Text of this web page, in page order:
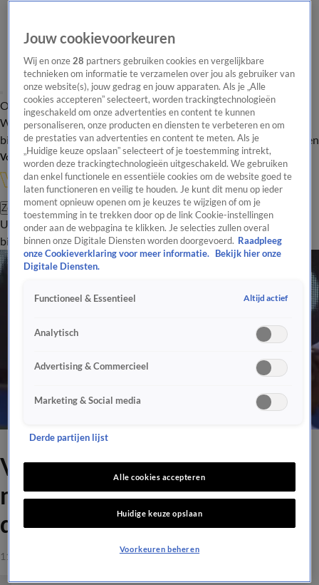
Overzicht Onze programma's Uitzendingen Onze gezichten
In de
WandelgangenInterviewsUitzending
bijwonenPodcastShopVeelgestelde vragenKijkersvraag insturen
Volg Vandaag Inside
Zoeken
UitzendingenVandaag InsideDe OranjezomerShopUitzending
bijwonen
Videogoal: Tijjani Reijnders
maakt na mooie solo eerste
doelpunt voor AC Milan
11 nov 2023, 17:11
Jouw cookievoorkeuren
Wij en onze28 partners gebruiken cookies en vergelijkbare
technieken om informatie te verzamelen over jou als gebruiker van
onze website(s), jouw gedrag en jouw apparaten. Als je „Alle
cookies accepteren” selecteert, worden trackingtechnologieën
ingeschakeld om onze advertenties en content te kunnen
personaliseren, onze producten en diensten te verbeteren en om
de prestaties van advertenties en content te meten. Als je
„Huidige keuze opslaan” selecteert of je toestemming intrekt,
worden deze trackingtechnologieën uitgeschakeld. We gebruiken
dan enkel functionele en essentiële cookies om de website goed te
laten functioneren en veilig te houden. Je kunt dit menu op ieder
moment opnieuw openen om je keuzes te wijzigen of om je
toestemming in te trekken door op de link Cookie-instellingen
onder aan de webpagina te klikken. Je selecties zullen overal
binnen onze Digitale Diensten worden doorgevoerd. Raadpleeg
onze Cookieverklaring voor meer informatie.
Bekijk hier onze
Digitale Diensten.
Functioneel & Essentieel Altijd actief
Analytisch
Advertising & Commercieel
Marketing & Social media
Derde partijen lijst
Alle cookies accepteren
Huidige keuze opslaan
Voorkeuren beheren